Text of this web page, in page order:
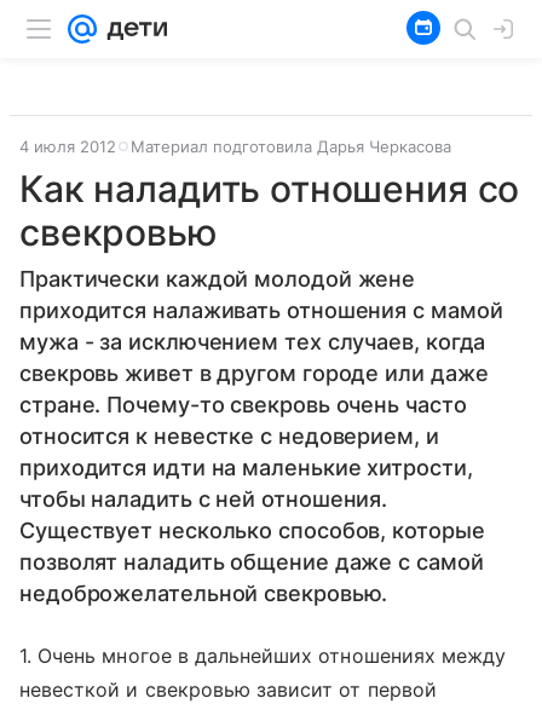
4 июля 2012 Материал подготовила Дарья Черкасова
Как наладить отношения со
свекровью
Практически каждой молодой жене
приходится налаживать отношения с мамой
мужа - за исключением тех случаев, когда
свекровь живет в другом городе или даже
стране. Почему-то свекровь очень часто
относится к невестке с недоверием, и
приходится идти на маленькие хитрости,
чтобы наладить с ней отношения.
Существует несколько способов, которые
позволят наладить общение даже с самой
недоброжелательной свекровью.
1. Очень многое в дальнейших отношениях между
невесткой и свекровью зависит от первой